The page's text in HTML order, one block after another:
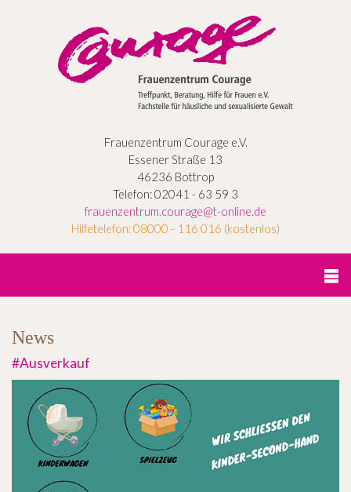
Frauenzentrum Courage e.V.
Essener Straße 13
46236 Bottrop
Telefon: 02041 - 63 59 3
frauenzentrum.courage@t-online.de
Hilfetelefon: 08000 - 116 016 (kostenlos)
News
#Ausverkauf